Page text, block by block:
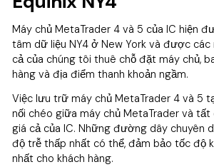
Máy chủ MetaTrader 4 và 5 của IC hiện
tâm dữ liệu NY4 ở New York và được các
cả của chúng tôi thuê chỗ đặt máy chủ,
hàng và địa điểm thanh khoản ngầm.
Việc lưu trữ máy chủ MetaTrader 4 và 5
nối chéo giữa máy chủ MetaTrader và tất
giá cả của IC. Những đường dây chuyên
độ trễ thấp nhất có thể, đảm bảo tốc độ
nhất cho khách hàng.